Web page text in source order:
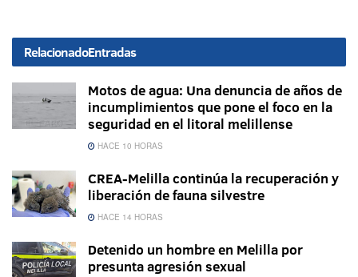
RelacionadoEntradas
Motos de agua: Una denuncia de años de
incumplimientos que pone el foco en la
seguridad en el litoral melillense
HACE 10 HORAS
CREA-Melilla continúa la recuperación y
liberación de fauna silvestre
HACE 14 HORAS
Detenido un hombre en Melilla por
presunta agresión sexual